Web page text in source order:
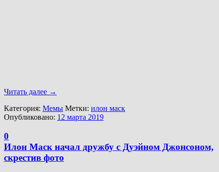
Читать далее →
Категория: Мемы Метки: илон маск
Опубликовано: 12 марта 2019
0
Илон Маск начал дружбу с Дуэйном Джонсоном,
скрестив фото